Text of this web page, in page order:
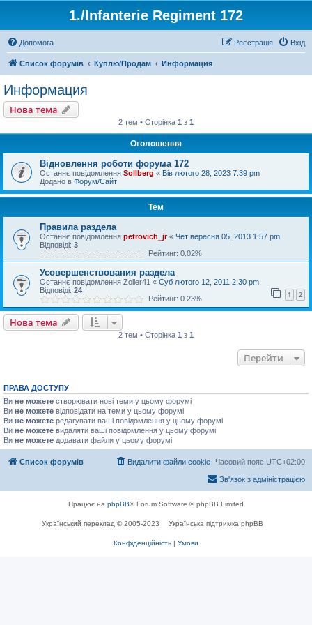
1./Infanterie Regiment 172
Допомога Вхід
Реєстрація
Список форумів Куплю/Продам Информация
Информация
Нова тема
2 тем • Сторінка 1 з 1
Оголошення
Відновлення роботи форума 172
Останнє повідомлення Sollberg « Вів лютого 28, 2023 7:39 pm
Додано в Форум/Сайт
Тем
Правила раздела
Останнє повідомлення petrovich_jr« Чет вересня 05, 2013 1:57 pm
Відповіді: 3
Рейтинг: 0.02%
Усовершенствования раздела
Останнє повідомлення Zoller41 « Суб лютого 12, 2011 2:30 pm
Відповіді: 24 1 2
Рейтинг: 0.23%
Нова тема
2 тем • Сторінка 1 з 1
Перейти
ПРАВА ДОСТУПУ
Ви не можете створювати нові теми у цьому форумі
Ви не можете відповідати на теми у цьому форумі
Ви не можете редагувати ваші повідомлення у цьому форумі
Ви не можете видаляти ваші повідомлення у цьому форумі
Ви не можете додавати файли у цьому форумі
Список форумів Часовий пояс UTC+02:00
Видалити файли cookie
Зв'язок з адміністрацією
Працює на phpBB® Forum Software © phpBB Limited
Український переклад © 2005-2023 Українська підтримка phpBB
Конфіденційність | Умови